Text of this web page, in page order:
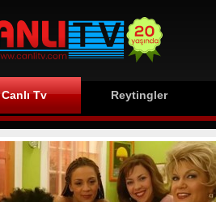
Canlı Tv Reytingler